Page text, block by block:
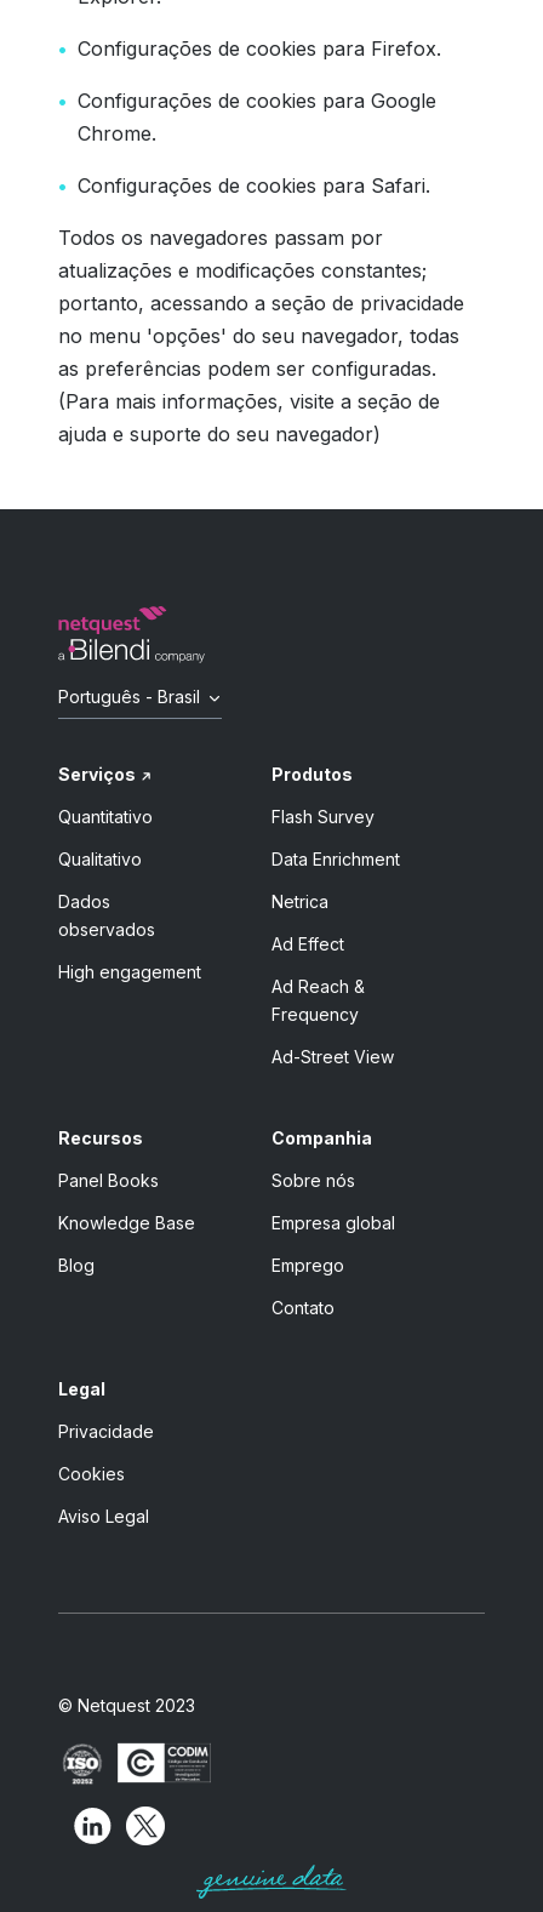
Configurações de cookies para Firefox.
Configurações de cookies para Google
Chrome.
Configurações de cookies para Safari.
Todos os navegadores passam por
atualizações e modificações constantes;
portanto, acessando a seção de privacidade
no menu 'opções' do seu navegador, todas
as preferências podem ser configuradas.
(Para mais informações, visite a seção de
ajuda e suporte do seu navegador)
Português - Brasil
Serviços
Quantitativo
Qualitativo
Dados
observados
High engagement
Produtos
Flash Survey
Data Enrichment
Netrica
Ad Effect
Ad Reach &
Frequency
Ad-Street View
Recursos
Panel Books
Knowledge Base
Blog
Companhia
Sobre nós
Empresa global
Emprego
Contato
Legal
Privacidade
Cookies
Aviso Legal
© Netquest 2023